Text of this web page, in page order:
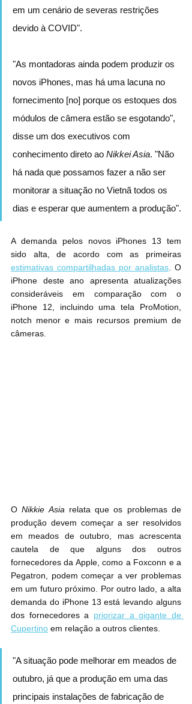
em um cenário de severas restrições
devido à COVID".
"As montadoras ainda podem produzir os
novos iPhones, mas há uma lacuna no
fornecimento [no] porque os estoques dos
módulos de câmera estão se esgotando",
disse um dos executivos com
conhecimento direto ao Nikkei Asia. "Não
há nada que possamos fazer a não ser
monitorar a situação no Vietnã todos os
dias e esperar que aumentem a produção".
A demanda pelos novos ‌iPhones 13‌ tem
estimativas compartilhadas por analistas . O
‌iPhone‌ deste ano apresenta atualizações
consideráveis ​​em comparação com o
iPhone 12, incluindo uma tela ProMotion,
notch menor e mais recursos premium de
câmeras.
O Nikkie Asia relata que os problemas de
produção devem começar a ser resolvidos
em meados de outubro, mas acrescenta
cautela de que alguns dos outros
fornecedores da Apple, como a Foxconn e a
Pegatron, podem começar a ver problemas
em um futuro próximo. Por outro lado, a alta
demanda do ‌iPhone 13‌ está levando alguns
dos fornecedores a priorizar a gigante de
Cupertino em relação a outros clientes.
"A situação pode melhorar em meados de
outubro, já que a produção em uma das
principais instalações de fabricação de